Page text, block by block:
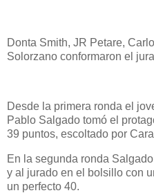
Donta Smith, JR Petare,
Solorzano conformaron el
Desde la primera ronda el
Pablo Salgado tomó el
39 puntos, escoltado por
En la segunda ronda
y al jurado en el bolsillo con
un perfecto 40.